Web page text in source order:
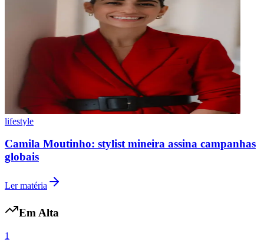
Internacional
lifestyle
Camila Moutinho: stylist mineira assina campanhas
globais
Ler matéria
Em Alta
1